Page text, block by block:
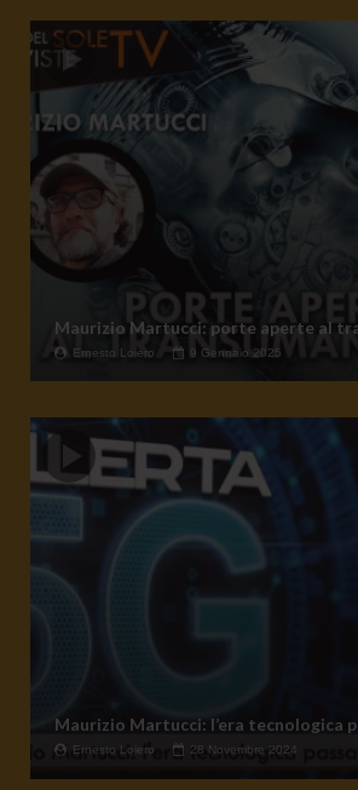
Maurizio Martucci: porte aperte al
Ernesto Loiero 9 Gennaio 2025
Maurizio Martucci: l’era tecnologica
Ernesto Loiero 28 Novembre 2024